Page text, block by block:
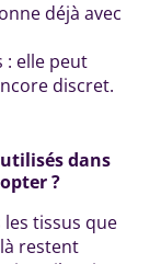
déjà avec
: elle peut
discret.
dans
?
les tissus que
restent